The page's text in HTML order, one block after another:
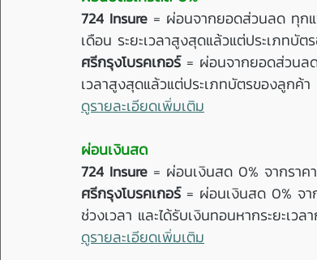
724 Insure = ผ่อนจากยอดส่วนลด ทุก
เดือน ระยะเวลาสูงสุดแล้วแต่ประเภทบัต
ศรีกรุงโบรคเกอร์ = ผ่อนจากยอดส่วนลด
เวลาสูงสุดแล้วแต่ประเภทบัตรของลูกค้า
ดูรายละเอียดเพิ่มเติม
ผ่อนเงินสด
724 Insure = ผ่อนเงินสด 0% จากรา
ศรีกรุงโบรคเกอร์ = ผ่อนเงินสด 0% จา
ช่วงเวลา และได้รับเงินทอนหากระยะเ
ดูรายละเอียดเพิ่มเติม